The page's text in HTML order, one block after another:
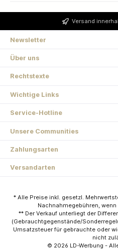
Versand
Newsletter
Über uns
Rechtstexte
Wichtige Links
Service-Hotline
Unsere Communities
Zahlungsarten
Versandarten
* Alle Preise inkl. gesetzl.
Nachnahmegebühren,
** Der Verkauf unterliegt der
(Gebrauchtgegenstände/
Umsatzsteuer für gebrauchte oder
nicht
© 2026 LD-Werbung -